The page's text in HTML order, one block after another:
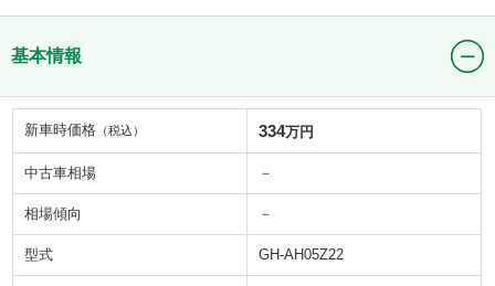
基本情報
新車時価格 （税込） 334万円
中古車相場 －
相場傾向 －
型式 GH-AH05Z22